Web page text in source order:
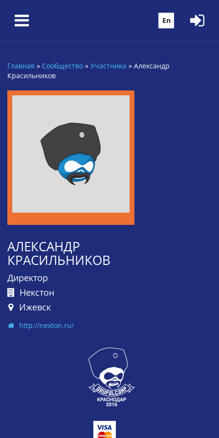
En
Вы здесь
Главная » Сообщество » Участники » Александр
Красильников
АЛЕКСАНДР
КРАСИЛЬНИКОВ
Директор
Некстон
Ижевск
http://nexton.ru/